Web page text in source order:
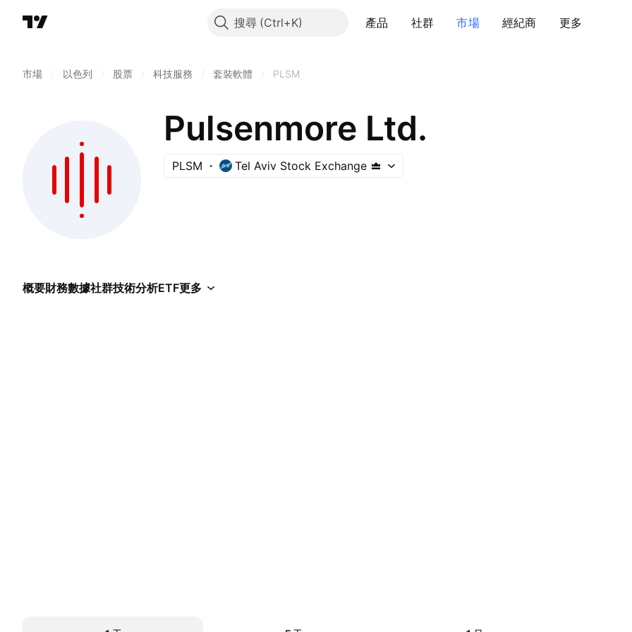
搜尋 產品 社群 市場 經紀商 更多
市場 以色列 股票 科技服務 套裝軟體 PLSM
Pulsenmore Ltd.
PLSM Tel Aviv Stock Exchange
概要財務數據社群技術分析ETF更多